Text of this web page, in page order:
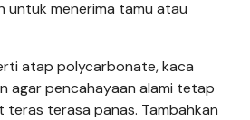
menerima tamu atau
atap polycarbonate, kaca
agar pencahayaan alami tetap
teras terasa panas. Tambahkan